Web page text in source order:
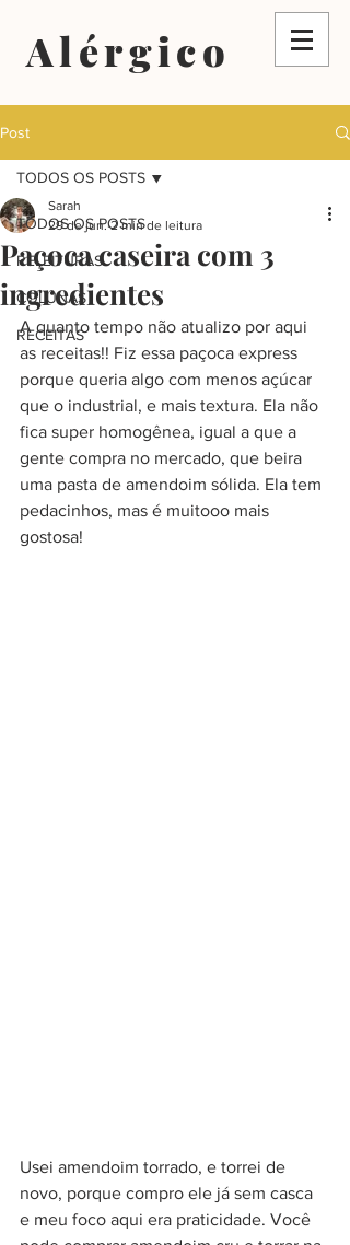
Alérgico
Post
TODOS OS POSTS
RELEITURAS
COLUNAS
RECEITAS
TODOS OS POSTS
Paçoca caseira com 3
ingredientes
Sarah
29 de jun. 2 min de leitura
A quanto tempo não atualizo por aqui
as receitas!! Fiz essa paçoca express
porque queria algo com menos açúcar
que o industrial, e mais textura. Ela não
fica super homogênea, igual a que a
gente compra no mercado, que beira
uma pasta de amendoim sólida. Ela tem
pedacinhos, mas é muitooo mais
gostosa!
Usei amendoim torrado, e torrei de
novo, porque compro ele já sem casca
e meu foco aqui era praticidade. Você